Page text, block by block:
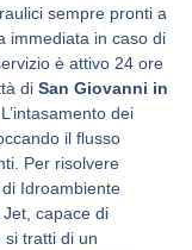
sempre pronti a
immediata in caso di
è attivo 24 ore
di San Giovanni in
dei
il flusso
Per risolvere
Idroambiente
capace di
si tratti di un